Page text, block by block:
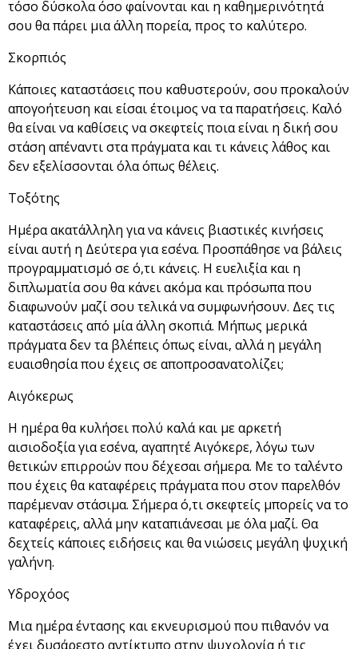
τόσο δύσκολα όσο φαίνονται και η καθημερινότητά
σου θα πάρει μια άλλη πορεία, προς το καλύτερο.
Σκορπιός
Κάποιες καταστάσεις που καθυστερούν, σου προκαλούν
απογοήτευση και είσαι έτοιμος να τα παρατήσεις. Καλό
θα είναι να καθίσεις να σκεφτείς ποια είναι η δική σου
στάση απέναντι στα πράγματα και τι κάνεις λάθος και
δεν εξελίσσονται όλα όπως θέλεις.
Τοξότης
Ημέρα ακατάλληλη για να κάνεις βιαστικές κινήσεις
είναι αυτή η Δεύτερα για εσένα. Προσπάθησε να βάλεις
προγραμματισμό σε ό,τι κάνεις. Η ευελιξία και η
διπλωματία σου θα κάνει ακόμα και πρόσωπα που
διαφωνούν μαζί σου τελικά να συμφωνήσουν. Δες τις
καταστάσεις από μία άλλη σκοπιά. Μήπως μερικά
πράγματα δεν τα βλέπεις όπως είναι, αλλά η μεγάλη
ευαισθησία που έχεις σε αποπροσανατολίζει;
Αιγόκερως
Η ημέρα θα κυλήσει πολύ καλά και με αρκετή
αισιοδοξία για εσένα, αγαπητέ Αιγόκερε, λόγω των
θετικών επιρροών που δέχεσαι σήμερα. Με το ταλέντο
που έχεις θα καταφέρεις πράγματα που στον παρελθόν
παρέμεναν στάσιμα. Σήμερα ό,τι σκεφτείς μπορείς να το
καταφέρεις, αλλά μην καταπιάνεσαι με όλα μαζί. Θα
δεχτείς κάποιες ειδήσεις και θα νιώσεις μεγάλη ψυχική
γαλήνη.
Υδροχόος
Μια ημέρα έντασης και εκνευρισμού που πιθανόν να
έχει δυσάρεστο αντίκτυπο στην ψυχολογία ή τις